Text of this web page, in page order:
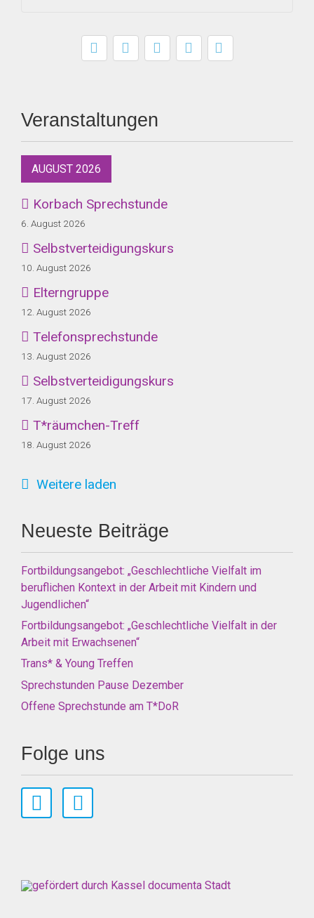
Veranstaltungen
AUGUST 2026
Korbach Sprechstunde
6. August 2026
Selbstverteidigungskurs
10. August 2026
Elterngruppe
12. August 2026
Telefonsprechstunde
13. August 2026
Selbstverteidigungskurs
17. August 2026
T*räumchen-Treff
18. August 2026
Weitere laden
Neueste Beiträge
Fortbildungsangebot: „Geschlechtliche Vielfalt im
beruflichen Kontext in der Arbeit mit Kindern und
Jugendlichen“
Fortbildungsangebot: „Geschlechtliche Vielfalt in der
Arbeit mit Erwachsenen“
Trans* & Young Treffen
Sprechstunden Pause Dezember
Offene Sprechstunde am T*DoR
Folge uns